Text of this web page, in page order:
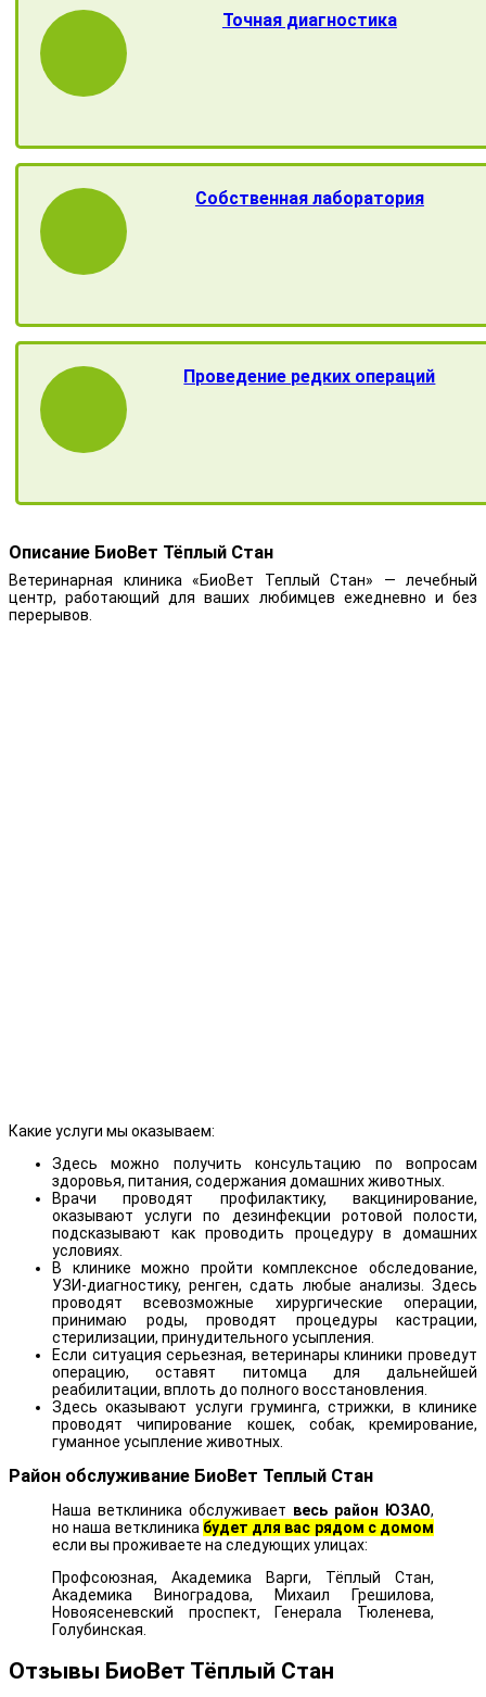
Точная диагностика
Собственная лаборатория
Проведение редких операций
Описание БиоВет Тёплый Стан
Ветеринарная клиника «БиоВет Теплый Стан» — лечебный
центр, работающий для ваших любимцев ежедневно и без
перерывов.
Какие услуги мы оказываем:
Здесь можно получить консультацию по вопросам
здоровья, питания, содержания домашних животных.
Врачи проводят профилактику, вакцинирование,
оказывают услуги по дезинфекции ротовой полости,
подсказывают как проводить процедуру в домашних
условиях.
В клинике можно пройти комплексное обследование,
УЗИ-диагностику, ренген, сдать любые анализы. Здесь
проводят всевозможные хирургические операции,
принимаю роды, проводят процедуры кастрации,
стерилизации, принудительного усыпления.
Если ситуация серьезная, ветеринары клиники проведут
операцию, оставят питомца для дальнейшей
реабилитации, вплоть до полного восстановления.
Здесь оказывают услуги груминга, стрижки, в клинике
проводят чипирование кошек, собак, кремирование,
гуманное усыпление животных.
Район обслуживание БиоВет Теплый Стан
Наша ветклиника обслуживает весь район ЮЗАО,
но наша ветклиника будет для вас рядом с домом
если вы проживаете на следующих улицах:
Профсоюзная, Академика Варги, Тёплый Стан,
Академика Виноградова, Михаил Грешилова,
Новоясеневский проспект, Генерала Тюленева,
Голубинская.
Отзывы БиоВет Тёплый Стан